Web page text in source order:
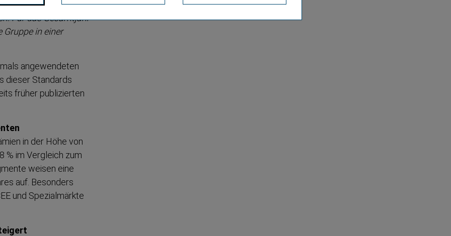
weiterer Wetter­
Für das Gesamtjahr
in einer
angewendeten
dieser Standards
früher publizierten
in der Höhe von
% im Vergleich zum
weisen eine
auf. Besonders
und Spezial­märkte